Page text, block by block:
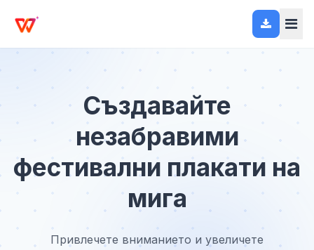
Създавайте
незабравими
фестивални плакати на
мига
Привлечете вниманието и увеличете